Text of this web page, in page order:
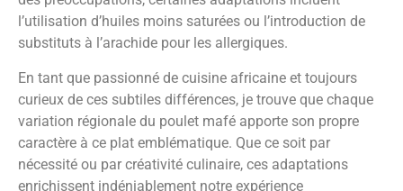
l’utilisation d’huiles moins saturées ou l’introduction de
substituts à l’arachide pour les allergiques.
En tant que passionné de cuisine africaine et toujours
curieux de ces subtiles différences, je trouve que chaque
variation régionale du poulet mafé apporte son propre
caractère à ce plat emblématique. Que ce soit par
nécessité ou par créativité culinaire, ces adaptations
enrichissent indéniablement notre expérience